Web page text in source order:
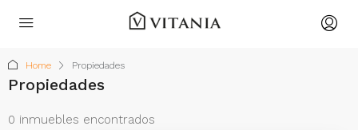
Home Propiedades
Propiedades
0 inmuebles encontrados